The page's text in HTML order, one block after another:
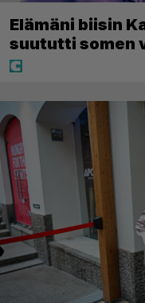
Elämäni biisin
suututti somen